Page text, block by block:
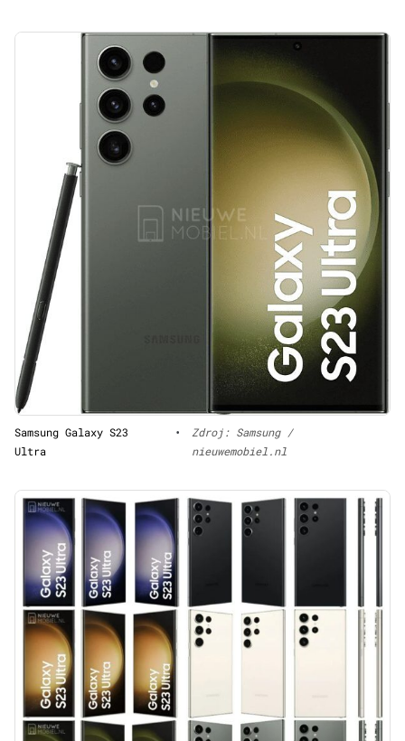
Samsung Galaxy S23
Ultra
•
Zdroj: Samsung /
nieuwemobiel.nl